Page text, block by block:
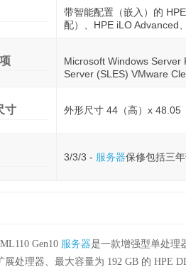
带智能配置（嵌入）的
配）、HPE iLO Advanced
Microsoft Windows Server
Server (SLES) VMware
寸 外形尺寸 44（高）x 48.05
3/3/3 - 服务器保修包括三
Gen10 服务器是一款增强型单处理
处理器、最大容量为 192 GB 的 HPE